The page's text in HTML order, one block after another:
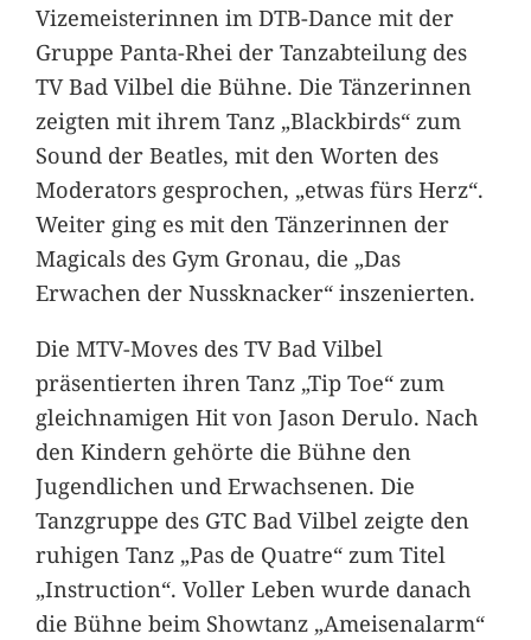
Vizemeisterinnen im DTB-Dance mit der
Gruppe Panta-Rhei der Tanzabteilung des
TV Bad Vilbel die Bühne. Die Tänzerinnen
zeigten mit ihrem Tanz „Blackbirds“ zum
Sound der Beatles, mit den Worten des
Moderators gesprochen, „etwas fürs Herz“.
Weiter ging es mit den Tänzerinnen der
Magicals des Gym Gronau, die „Das
Erwachen der Nussknacker“ inszenierten.
Die MTV-Moves des TV Bad Vilbel
präsentierten ihren Tanz „Tip Toe“ zum
gleichnamigen Hit von Jason Derulo. Nach
den Kindern gehörte die Bühne den
Jugendlichen und Erwachsenen. Die
Tanzgruppe des GTC Bad Vilbel zeigte den
ruhigen Tanz „Pas de Quatre“ zum Titel
„Instruction“. Voller Leben wurde danach
die Bühne beim Showtanz „Ameisenalarm“